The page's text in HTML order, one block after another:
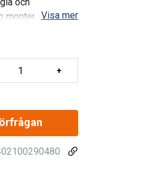
montering.Visa mer